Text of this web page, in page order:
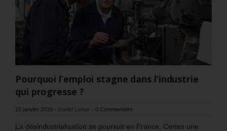
Pourquoi l’emploi stagne dans l’industrie
qui progresse ?
15 janvier 2018 - Daniel Lamar - 0 Commentaire
La désindustrialisation se poursuit en France. Certes une